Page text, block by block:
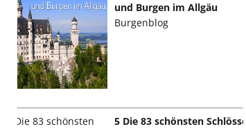
und Burgen im Allgäu
Burgenblog
5 Die 83 schönsten Schlösser